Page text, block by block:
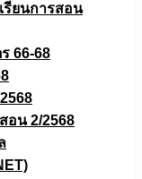
ยนการสอน
66-68
อน 2/2568